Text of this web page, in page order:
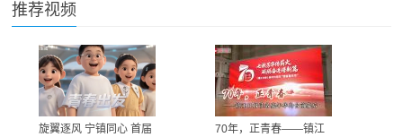
推荐视频
旋翼逐风 宁镇同心 首届
70年，正青春——镇江